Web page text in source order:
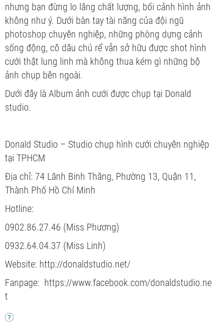
nhưng bạn đừng lo lắng chất lượng, bối cảnh hình ảnh
không như ý. Dưới bàn tay tài năng của đội ngũ
photoshop chuyên nghiệp, những phòng dựng cảnh
sống động, cô dâu chú rể vẫn sở hữu được shot hình
cưới thật lung linh mà không thua kém gì những bộ
ảnh chụp bên ngoài.
Dưới đây là Album ảnh cưới được chụp tại Donald
studio.
Donald Studio – Studio chụp hình cưới chuyên nghiệp
tại TPHCM
Địa chỉ: 74 Lãnh Binh Thăng, Phường 13, Quận 11,
Thành Phố Hồ Chí Minh
Hotline:
0902.86.27.46 (Miss Phương)
0932.64.04.37 (Miss Linh)
Website: http://donaldstudio.net/
Fanpage: https://www.facebook.com/donaldstudio.ne
t